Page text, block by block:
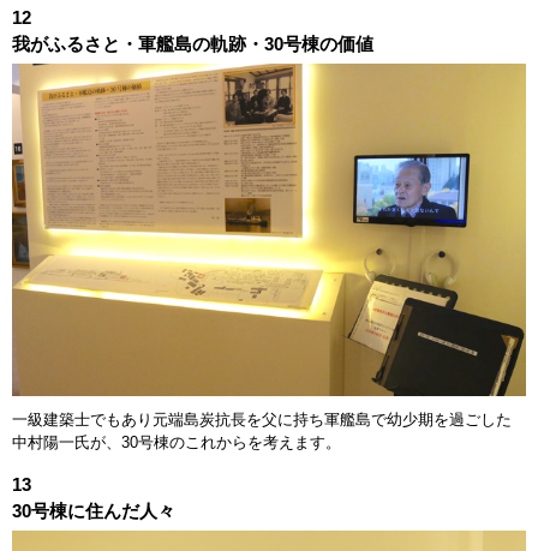
12
我がふるさと・軍艦島の軌跡・30号棟の価値
一級建築士でもあり元端島炭抗長を父に持ち軍艦島で幼少期を過ごした
中村陽一氏が、30号棟のこれからを考えます。
13
30号棟に住んだ人々